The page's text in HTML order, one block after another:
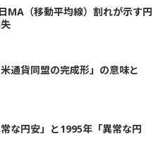
MA（移動平均線）割れが示す円
米通貨同盟の完成形」の意味と
常な円安」と1995年「異常な円